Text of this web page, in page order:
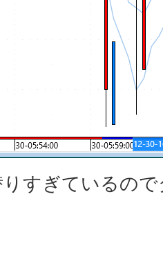
りすぎている